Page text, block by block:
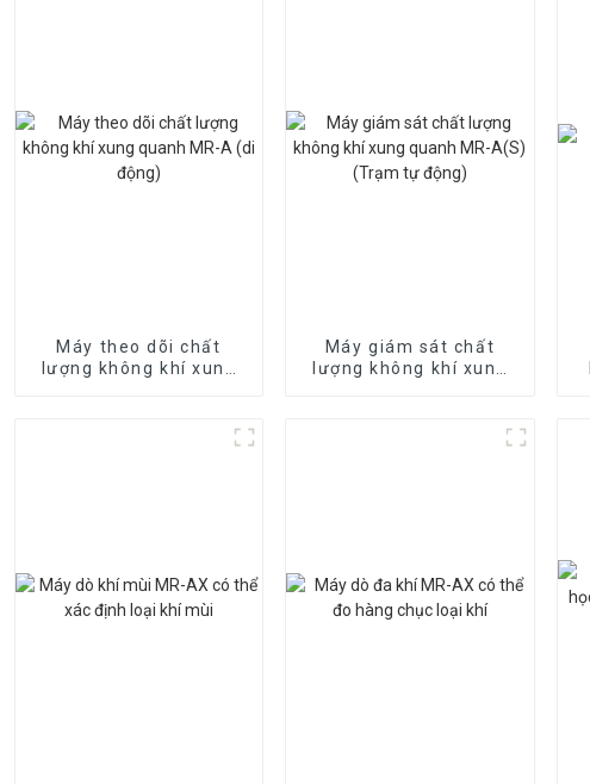
Máy theo dõi chất
lượng không khí xung
Máy giám sát chất
lượng không khí xung